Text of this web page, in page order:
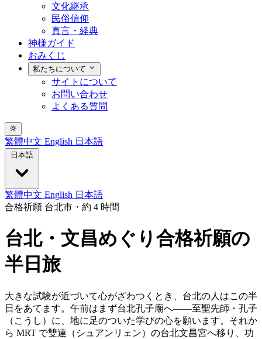
文化継承
民俗信仰
真言・経典
神様ガイド
おみくじ
私たちについて
サイトについて
お問い合わせ
よくある質問
繁體中文 English 日本語
日本語
繁體中文 English 日本語
合格祈願 台北市・約 4 時間
台北・文昌めぐり合格祈願の
半日旅
大きな試験が近づいて心がざわつくとき、台北の人はこの半
日をあてます。午前はまず台北孔子廟へ——至聖先師・孔子
（こうし）に、地に足のついた学びの心を願います。それか
ら MRT で雙連（シュアンリェン）の台北文昌宮へ移り、功